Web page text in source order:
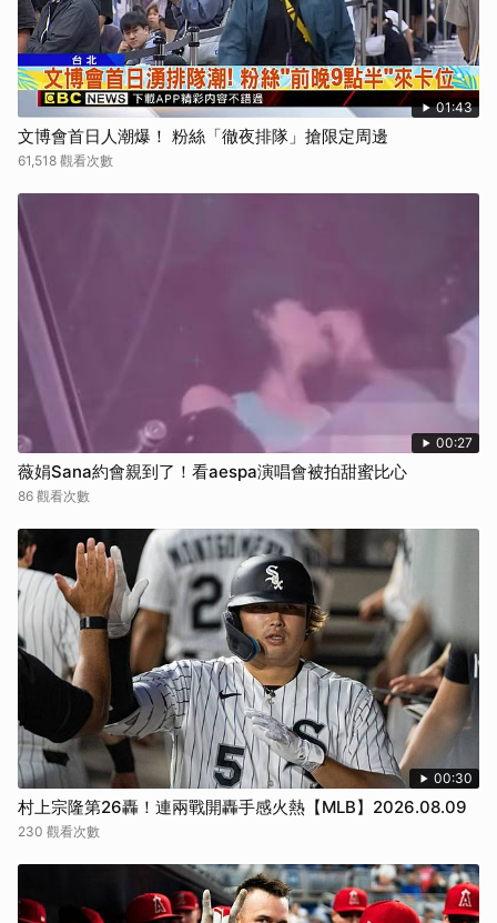
01:43
文博會首日人潮爆！ 粉絲「徹夜排隊」搶限定周邊
61,518 觀看次數
00:27
薇娟Sana約會親到了！看aespa演唱會被拍甜蜜比心
86 觀看次數
00:30
村上宗隆第26轟！連兩戰開轟手感火熱【MLB】2026.08.09
230 觀看次數